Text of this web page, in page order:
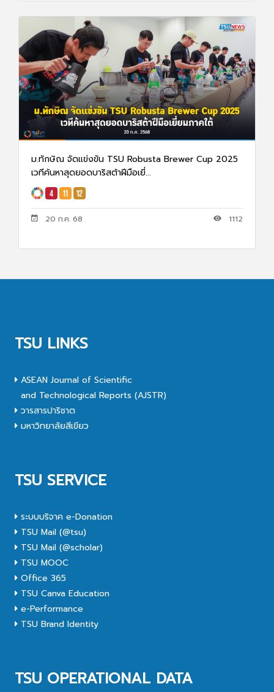
ม.ทักษิณ จัดแข่งขัน TSU Robusta Brewer Cup 2025
เวทีค้นหาสุดยอดบาริสต้าฝีมือเยี่...
20 ก.ค. 68 1112
TSU LINKS
ASEAN Journal of Scientific
and Technological Reports (AJSTR)
วารสารปาริชาต
มหาวิทยาลัยสีเขียว
TSU SERVICE
ระบบบริจาค e-Donation
TSU Mail (@tsu)
TSU Mail (@scholar)
TSU MOOC
Office 365
TSU Canva Education
e-Performance
TSU Brand Identity
TSU OPERATIONAL DATA